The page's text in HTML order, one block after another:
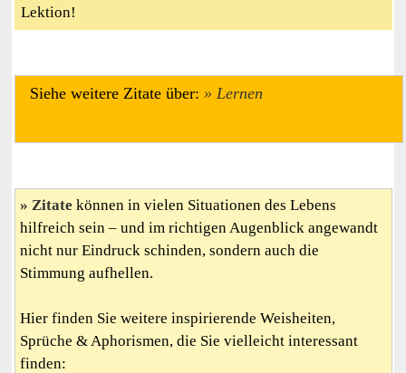
Lektion!
Siehe weitere Zitate über: Lernen
Zitate können in vielen Situationen des Lebens
hilfreich sein – und im richtigen Augenblick angewandt
nicht nur Eindruck schinden, sondern auch die
Stimmung aufhellen.
Hier finden Sie weitere inspirierende Weisheiten,
Sprüche & Aphorismen, die Sie vielleicht interessant
finden: